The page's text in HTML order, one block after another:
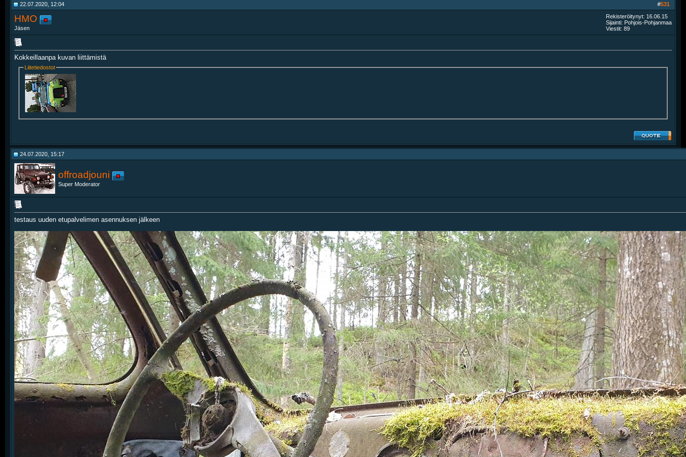
#531
22.07.2020, 12:04
HMO
Jäsen
Rekisteröitynyt: 16.06.15
Sijainti: Pohjois-Pohjanmaa
Viestit: 89
Kokkeillaanpa kuvan liittämistä
Liitetiedostot
24.07.2020, 15:17
offroadjouni
Super Moderator
testaus uuden etupalvelimen asennuksen jälkeen